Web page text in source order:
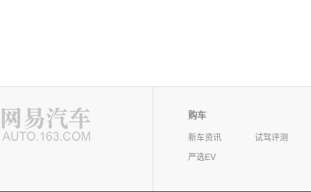
购车
新车资讯
试驾评测
严选EV